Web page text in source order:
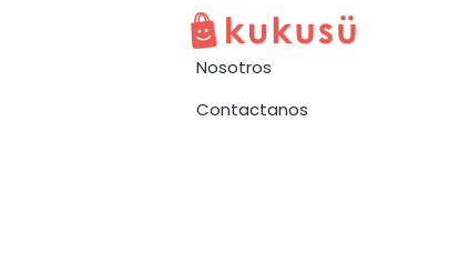
Nosotros
Contactanos